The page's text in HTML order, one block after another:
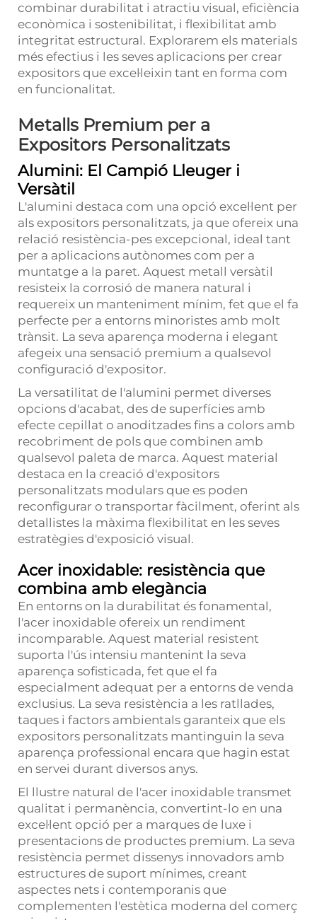
combinar durabilitat i atractiu visual, eficiència
econòmica i sostenibilitat, i flexibilitat amb
integritat estructural. Explorarem els materials
més efectius i les seves aplicacions per crear
expositors que excel·leixin tant en forma com
en funcionalitat.
Metalls Premium per a
Expositors Personalitzats
Alumini: El Campió Lleuger i
Versàtil
L'alumini destaca com una opció excel·lent per
als expositors personalitzats, ja que ofereix una
relació resistència-pes excepcional, ideal tant
per a aplicacions autònomes com per a
muntatge a la paret. Aquest metall versàtil
resisteix la corrosió de manera natural i
requereix un manteniment mínim, fet que el fa
perfecte per a entorns minoristes amb molt
trànsit. La seva aparença moderna i elegant
afegeix una sensació premium a qualsevol
configuració d'expositor.
La versatilitat de l'alumini permet diverses
opcions d'acabat, des de superfícies amb
efecte cepillat o anoditzades fins a colors amb
recobriment de pols que combinen amb
qualsevol paleta de marca. Aquest material
destaca en la creació d'expositors
personalitzats modulars que es poden
reconfigurar o transportar fàcilment, oferint als
detallistes la màxima flexibilitat en les seves
estratègies d'exposició visual.
Acer inoxidable: resistència que
combina amb elegància
En entorns on la durabilitat és fonamental,
l'acer inoxidable ofereix un rendiment
incomparable. Aquest material resistent
suporta l'ús intensiu mantenint la seva
aparença sofisticada, fet que el fa
especialment adequat per a entorns de venda
exclusius. La seva resistència a les ratllades,
taques i factors ambientals garanteix que els
expositors personalitzats mantinguin la seva
aparença professional encara que hagin estat
en servei durant diversos anys.
El llustre natural de l'acer inoxidable transmet
qualitat i permanència, convertint-lo en una
excel·lent opció per a marques de luxe i
presentacions de productes premium. La seva
resistència permet dissenys innovadors amb
estructures de suport mínimes, creant
aspectes nets i contemporanis que
complementen l'estètica moderna del comerç